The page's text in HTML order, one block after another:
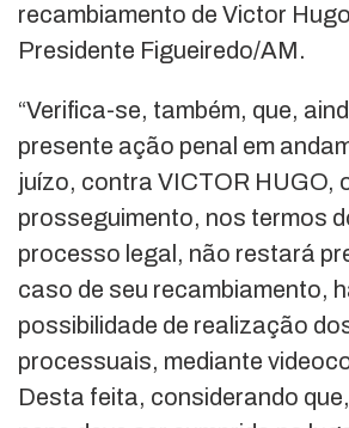
recambiamento de Victor
Presidente Figueiredo/AM.
“Verifica-se, também, que,
presente ação penal em
juízo, contra VICTOR HUGO,
prosseguimento, nos termos
processo legal, não restará
caso de seu recambiamento,
possibilidade de realização
processuais, mediante
Desta feita, considerando